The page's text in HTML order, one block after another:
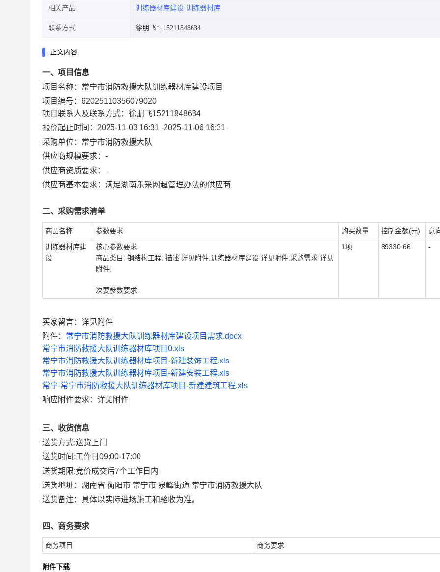
相关产品 训练器材库建设 训练器材库
联系方式 徐朋飞：15211848634
正文内容
一、项目信息
项目名称： 常宁市消防救援大队训练器材库建设项目
项目编号： 62025110356079020
项目联系人及联系方式： 徐朋飞15211848634
报价起止时间： 2025-11-03 16:31 -2025-11-06 16:31
采购单位： 常宁市消防救援大队
供应商规模要求： -
供应商资质要求：
-
供应商基本要求：满足湖南乐采网超管理办法的供应商
二、采购需求清单
商品名称 参数要求 购买数量 控制金额(元) 意
训练器材库建
设
核心参数要求:
商品类目: 钢结构工程; 描述:详见附件;训练器材库建设:详见附件;采购需求:详见
附件;
次要参数要求:
1项 89330.66 -
买家留言：详见附件
附件： 常宁市消防救援大队训练器材库建设项目需求.docx
常宁市消防救援大队训练器材库项目0.xls
常宁市消防救援大队训练器材库项目-新建装饰工程.xls
常宁市消防救援大队训练器材库项目-新建安装工程.xls
常宁-常宁市消防救援大队训练器材库项目-新建建筑工程.xls
响应附件要求：详见附件
三、收货信息
送货方式:送货上门
送货时间:工作日09:00-17:00
送货期限:竞价成交后7个工作日内
送货地址： 湖南省 衡阳市 常宁市 泉峰街道 常宁市消防救援大队
送货备注： 具体以实际进场施工和验收为准。
四、商务要求
商务项目 商务要求
附件下载